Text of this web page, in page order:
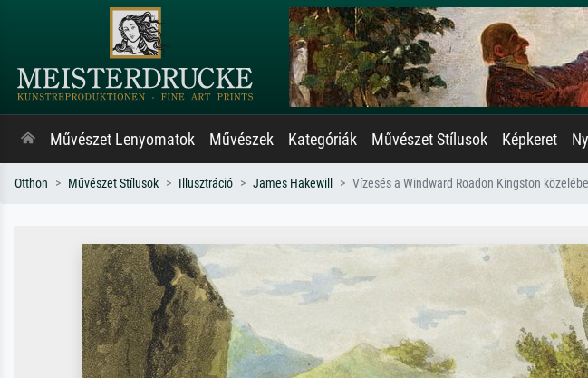
Művészet Lenyomatok Művészek Kategóriák Művészet Stílusok Képkeret
Otthon Művészet Stílusok Illusztráció James Hakewill Vízesés a Windward Roadon Kingston